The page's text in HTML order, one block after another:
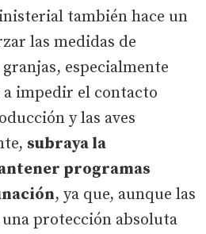
también hace un
las medidas de
especialmente
a impedir el contacto
y las aves
subraya la
programas
, ya que, aunque las
protección absoluta